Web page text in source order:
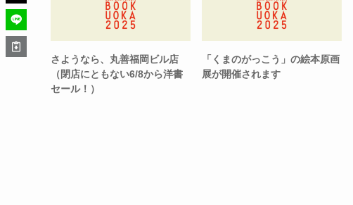
さようなら、丸善福岡ビル店
（閉店にともない6/8から洋書
セール！）
「くまのがっこう」の絵本原画
展が開催されます